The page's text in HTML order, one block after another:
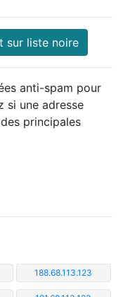
sur liste noire
anti-spam pour
si une adresse
principales
188.68.113.123